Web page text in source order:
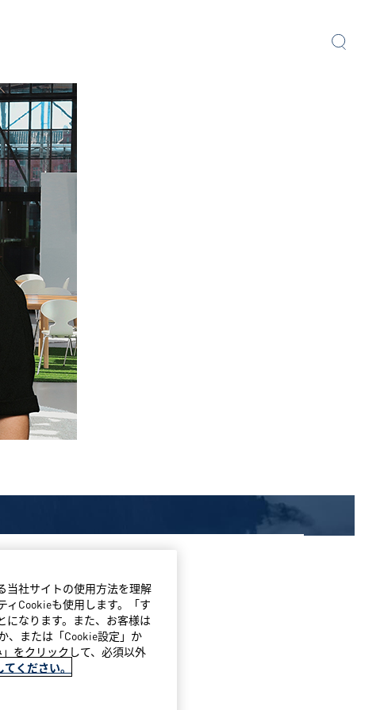
当社サイトの使用方法を理解
Cookieも使用します。「す
になります。また、お客様は
、または「Cookie設定」か
をクリックして、必須以外
ください。